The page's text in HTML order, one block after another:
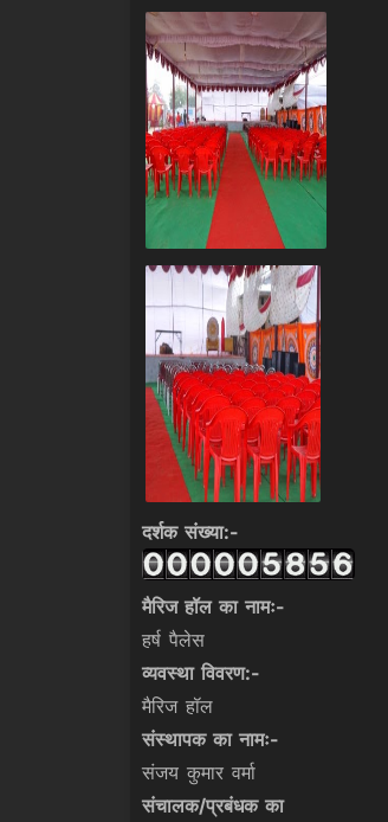
दर्शक संख्या:-
मैरिज हॉल का नामः-
हर्ष पैलेस
व्यवस्था विवरण:-
मैरिज हॉल
संस्थापक का नामः-
संजय कुमार वर्मा
संचालक/प्रबंधक का